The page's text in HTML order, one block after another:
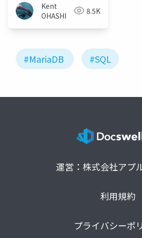
Kent
OHASHI
8.5K
#MariaDB #SQL
運営：株式会社アプ
利用規約
プライバシーポ